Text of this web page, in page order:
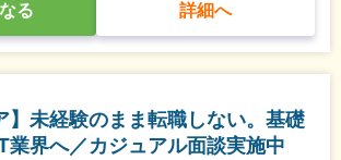
る 詳細へ
】未経験のまま転職しない。基礎
業界へ／カジュアル面談実施中